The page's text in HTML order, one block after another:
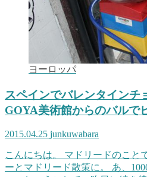
ヨーロッパ
スペインでバレンタインチ
GOYA美術館からのバルで
2015.04.25 junkuwabara
こんにちは。 マドリードのこと
ーとマドリード散策に。 あ、